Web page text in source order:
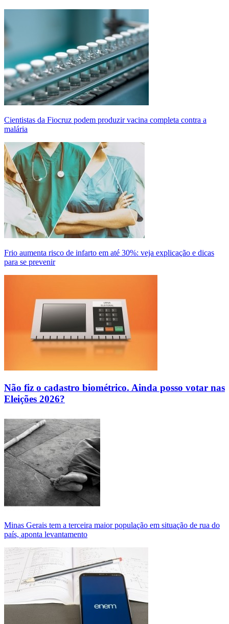
Cientistas da Fiocruz podem produzir vacina completa contra a
malária
Frio aumenta risco de infarto em até 30%: veja explicação e dicas
para se prevenir
Não fiz o cadastro biométrico. Ainda posso votar nas
Eleições 2026?
Minas Gerais tem a terceira maior população em situação de rua do
país, aponta levantamento